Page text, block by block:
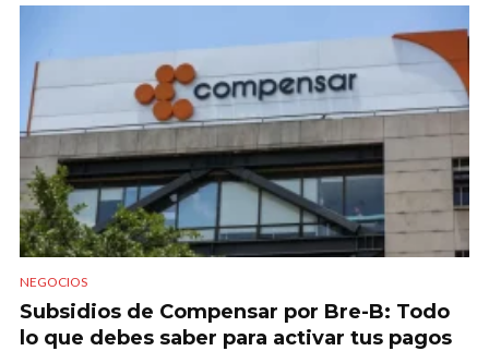
NEGOCIOS
Subsidios de Compensar por Bre-B: Todo
lo que debes saber para activar tus pagos